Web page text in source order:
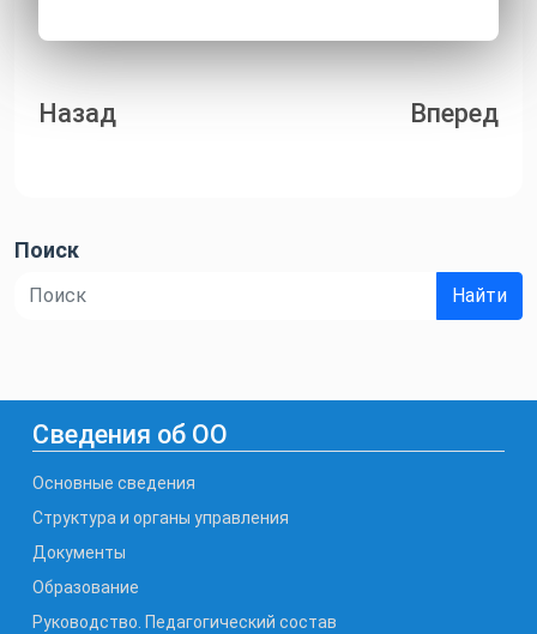
Навигация
Назад Вперед
Поиск
Найти
Сведения об ОО
Основные сведения
Структура и органы управления
Документы
Образование
Руководство. Педагогический состав